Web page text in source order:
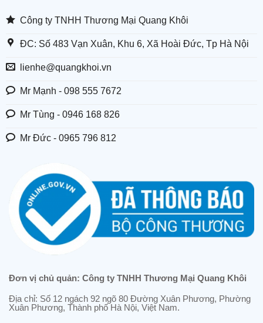
Công ty TNHH Thương Mại Quang Khôi
ĐC: Số 483 Vạn Xuân, Khu 6, Xã Hoài Đức, Tp Hà Nội
lienhe@quangkhoi.vn
Mr Mạnh - 098 555 7672
Mr Tùng - 0946 168 826
Mr Đức - 0965 796 812
Đơn vị chủ quản: Công ty TNHH Thương Mại Quang Khôi
Địa chỉ: Số 12 ngách 92 ngõ 80 Đường Xuân Phương, Phường
Xuân Phương, Thành phố Hà Nội, Việt Nam.